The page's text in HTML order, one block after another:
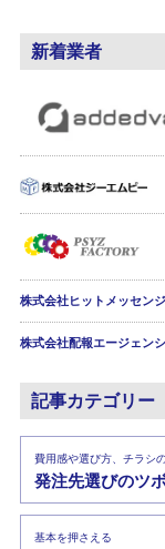
新着業者
株式会社ヒットメッセン
株式会社配報エージェン
記事カテゴリー
費用感や選び方、チラシ
発注先選びのツ
基本を押さえる